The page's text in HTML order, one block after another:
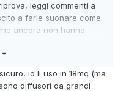
leggi commenti a
a farle suonare come
ancora non hanno
sei tu?
io li uso in 18mq (ma
diffusori da grandi